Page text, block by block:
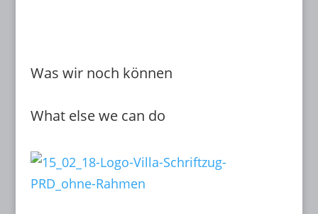
Was wir noch können
What else we can do